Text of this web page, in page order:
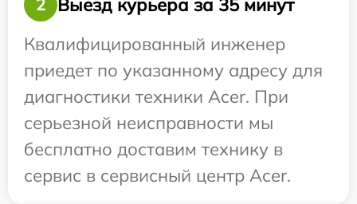
2
Квалифицированный инженер
приедет по указанному адресу для
диагностики техники Acer. При
серьезной неисправности мы
бесплатно доставим технику в
сервис в сервисный центр Acer.